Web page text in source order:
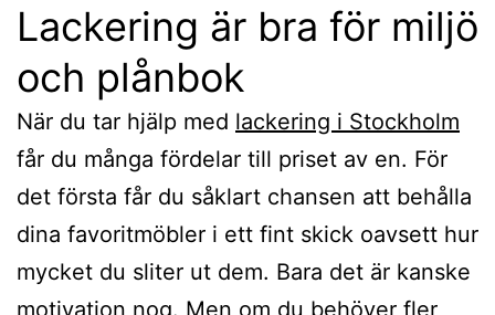
Lackering är bra för miljö
och plånbok
När du tar hjälp med lackering i Stockholm
får du många fördelar till priset av en. För
det första får du såklart chansen att behålla
dina favoritmöbler i ett fint skick oavsett hur
mycket du sliter ut dem. Bara det är kanske
motivation nog. Men om du behöver fler